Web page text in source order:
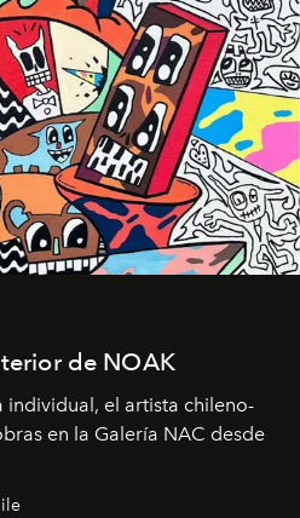
de NOAK
individual, el artista chileno-
en la Galería NAC desde